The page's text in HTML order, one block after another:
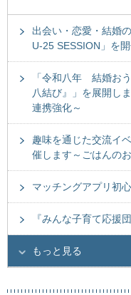
出会い・恋愛・結婚
U-25 SESSION」を開
「令和八年 結婚お
八結び』」を展開し
連携強化～
趣味を通じた交流イ
催します～ごはんの
マッチングアプリ初
『みんな子育て応援
もっと見る